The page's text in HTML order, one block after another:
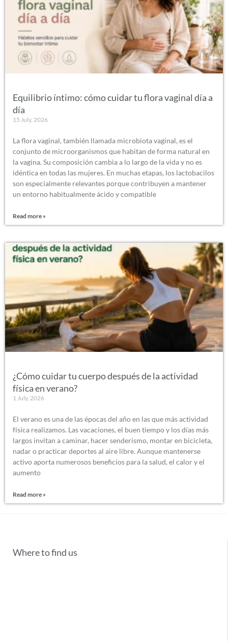
Equilibrio íntimo: cómo cuidar tu flora vaginal día a
día
15 July, 2026
La flora vaginal, también llamada microbiota vaginal, es el
conjunto de microorganismos que habitan de forma natural en
la vagina. Su composición cambia a lo largo de la vida y no es
idéntica en todas las mujeres. En muchas etapas, los lactobacilos
son especialmente relevantes porque contribuyen a mantener
un entorno habitualmente ácido y compatible
Read more »
¿Cómo cuidar tu cuerpo después de la actividad
física en verano?
1 July, 2026
El verano es una de las épocas del año en las que más actividad
física realizamos. Las vacaciones, el buen tiempo y los días más
largos invitan a caminar, hacer senderismo, montar en bicicleta,
nadar o practicar deportes al aire libre. Aunque mantenerse
activo aporta numerosos beneficios para la salud, el calor y el
aumento
Read more »
Where to find us